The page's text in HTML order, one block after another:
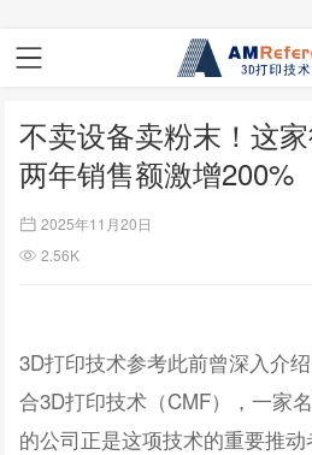
不卖设备卖粉末！这
两年销售额激增200%
2025年11月20日
2.56K
3D打印技术参考此前曾深入介
合3D打印技术（CMF），一家
的公司正是这项技术的重要推动